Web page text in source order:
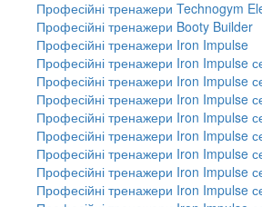
Професійні тренажери Technogym
Професійні тренажери Booty Builder
Професійні тренажери Iron Impulse
Професійні тренажери Iron Impulse
Професійні тренажери Iron Impulse
Професійні тренажери Iron Impulse
Професійні тренажери Iron Impulse
Професійні тренажери Iron Impulse
Професійні тренажери Iron Impulse
Професійні тренажери Iron Impulse
Професійні тренажери Iron Impulse